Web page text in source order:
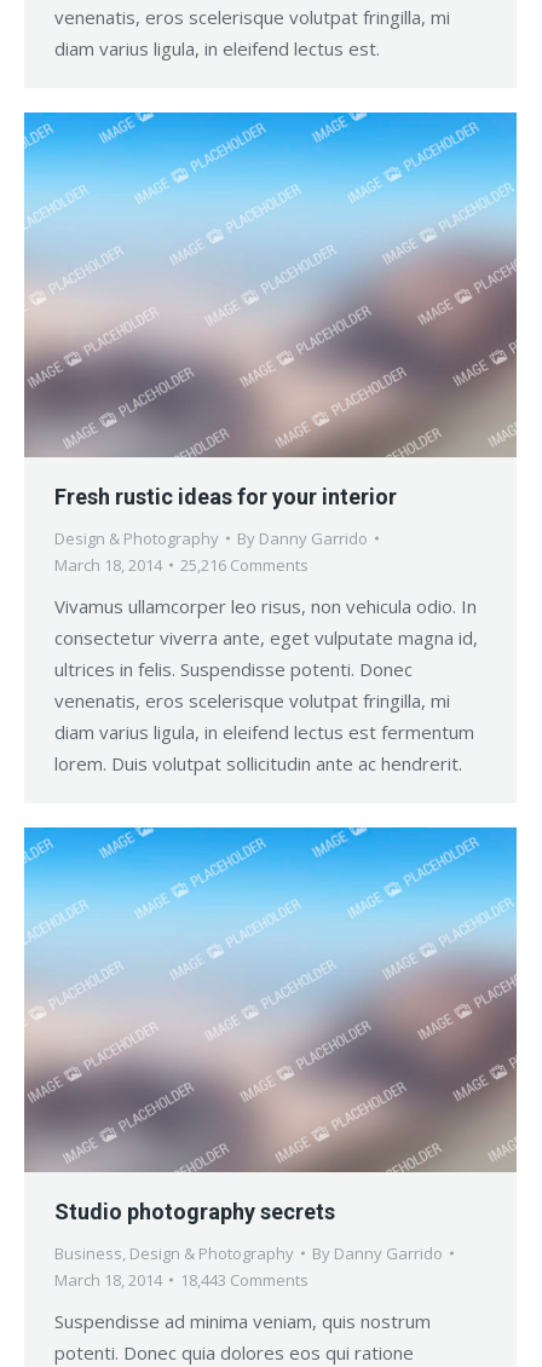
venenatis, eros scelerisque volutpat fringilla, mi
diam varius ligula, in eleifend lectus est.
Fresh rustic ideas for your interior
Design & Photography By Danny Garrido
March 18, 2014
25,216 Comments
Vivamus ullamcorper leo risus, non vehicula odio. In
consectetur viverra ante, eget vulputate magna id,
ultrices in felis. Suspendisse potenti. Donec
venenatis, eros scelerisque volutpat fringilla, mi
diam varius ligula, in eleifend lectus est fermentum
lorem. Duis volutpat sollicitudin ante ac hendrerit.
Studio photography secrets
Business, Design & Photography By Danny Garrido
March 18, 2014
18,443 Comments
Suspendisse ad minima veniam, quis nostrum
potenti. Donec quia dolores eos qui ratione